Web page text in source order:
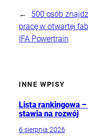
←
500 osób
pracę w otwartej
IFA Powertrain
INNE WPISY
Lista rankingowa –
stawia na rozwój
6 sierpnia 2026